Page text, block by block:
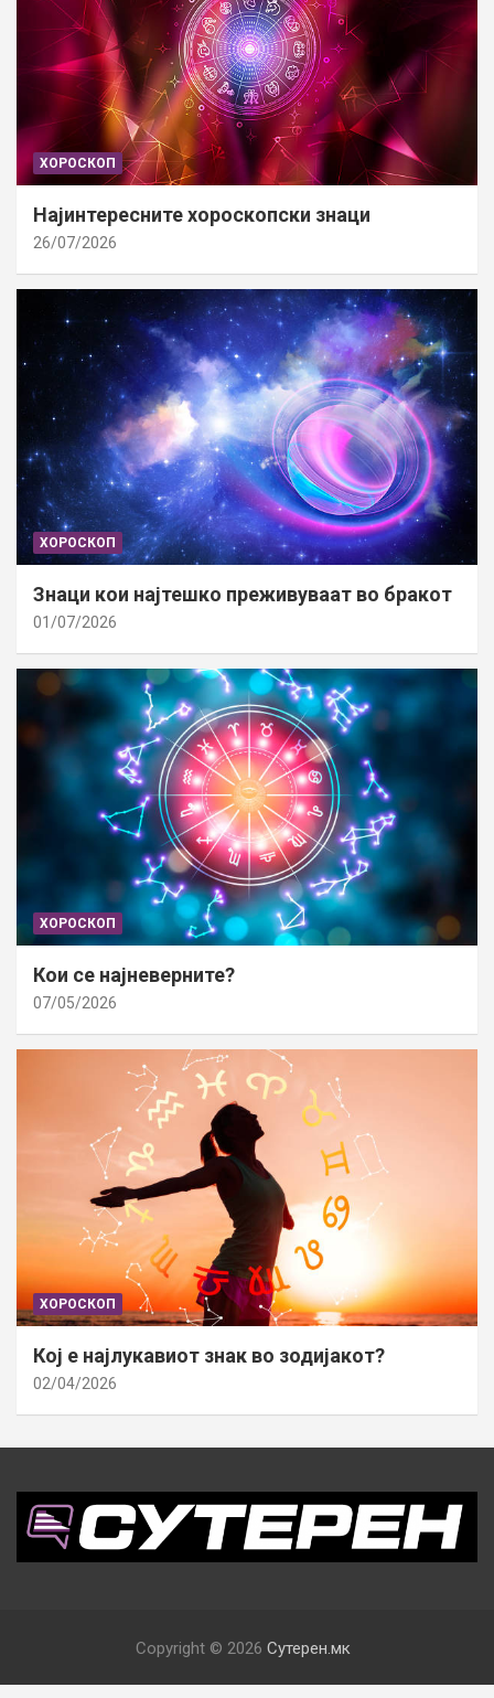
ХОРОСКОП
Најинтересните хороскопски знаци
26/07/2026
ХОРОСКОП
Знаци кои најтешко преживуваат во бракот
01/07/2026
ХОРОСКОП
Кои се најневерните?
07/05/2026
ХОРОСКОП
Кој е најлукавиот знак во зодијакот?
02/04/2026
Copyright © 2026 Сутерен.мк